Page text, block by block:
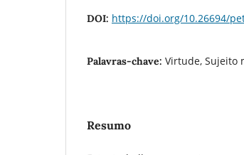
DOI: https://doi.org/10.26694/
Palavras-chave: Virtude, Sujeito
Resumo